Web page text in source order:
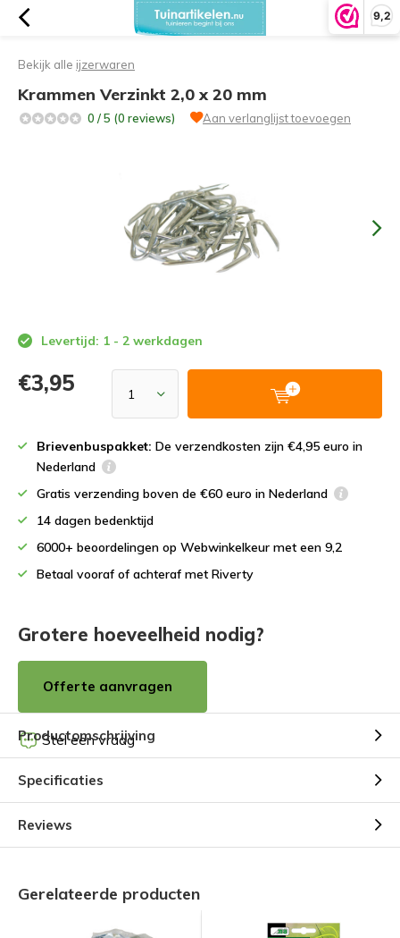
9,2
Bekijk alle ijzerwaren
Krammen Verzinkt 2,0 x 20 mm
0 / 5 (0 reviews) Aan verlanglijst toevoegen
Levertijd: 1 - 2 werkdagen
€3,95
Brievenbuspakket: De verzendkosten zijn €4,95 euro in
Nederland
Gratis verzending boven de €60 euro in Nederland
14 dagen bedenktijd
6000+ beoordelingen op Webwinkelkeur met een 9,2
Betaal vooraf of achteraf met Riverty
Grotere hoeveelheid nodig?
Offerte aanvragen
Stel een vraag
Productomschrijving
Specificaties
Reviews
Gerelateerde producten